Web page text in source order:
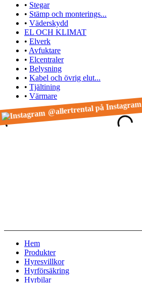
• Stegar
• Stämp och monterings...
• Väderskydd
EL OCH KLIMAT
• Elverk
• Avfuktare
• Elcentraler
• Belysning
• Kabel och övrig elut...
• Tjältining
• Värmare
@allertrental på Instagram
Hem
Produkter
Hyresvillkor
Hyrförsäkring
Hyrbilar